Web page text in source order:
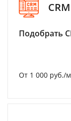
CRM
Подобрать
От 1 000 руб./